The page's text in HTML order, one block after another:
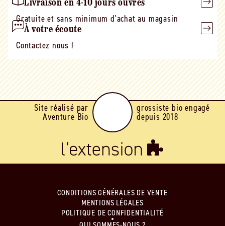
Livraison en 4-10 jours ouvrés
Gratuite et sans minimum d'achat au magasin
À votre écoute
Contactez nous !
Site réalisé par
Aventure Bio
grossiste bio engagé
depuis 2018
CONDITIONS GÉNÉRALES DE VENTE
MENTIONS LÉGALES
POLITIQUE DE CONFIDENTIALITÉ